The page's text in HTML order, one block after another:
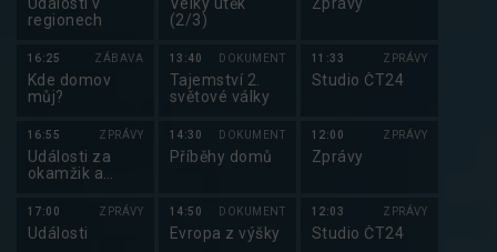
regionech
16:25 ZÁBAVA
Kde domov
můj?
16:55 ZPRÁVY
Události za
okamžik a
17:00 ZPRÁVY
Události
(2/3)
13:40 DOKUMENT
Tajemství 2.
světové války
14:30 DOKUMENT
Příběhy domů
14:50 DOKUMENT
Evropa z výšky
11:33 ZPRÁVY
Studio ČT24
12:00 ZPRÁVY
Zprávy
12:03 ZPRÁVY
Studio ČT24